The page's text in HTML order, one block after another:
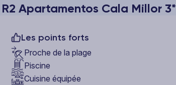
Apartamentos Cala Millor 3*
Les points forts
Proche de la plage
Piscine
Cuisine équipée